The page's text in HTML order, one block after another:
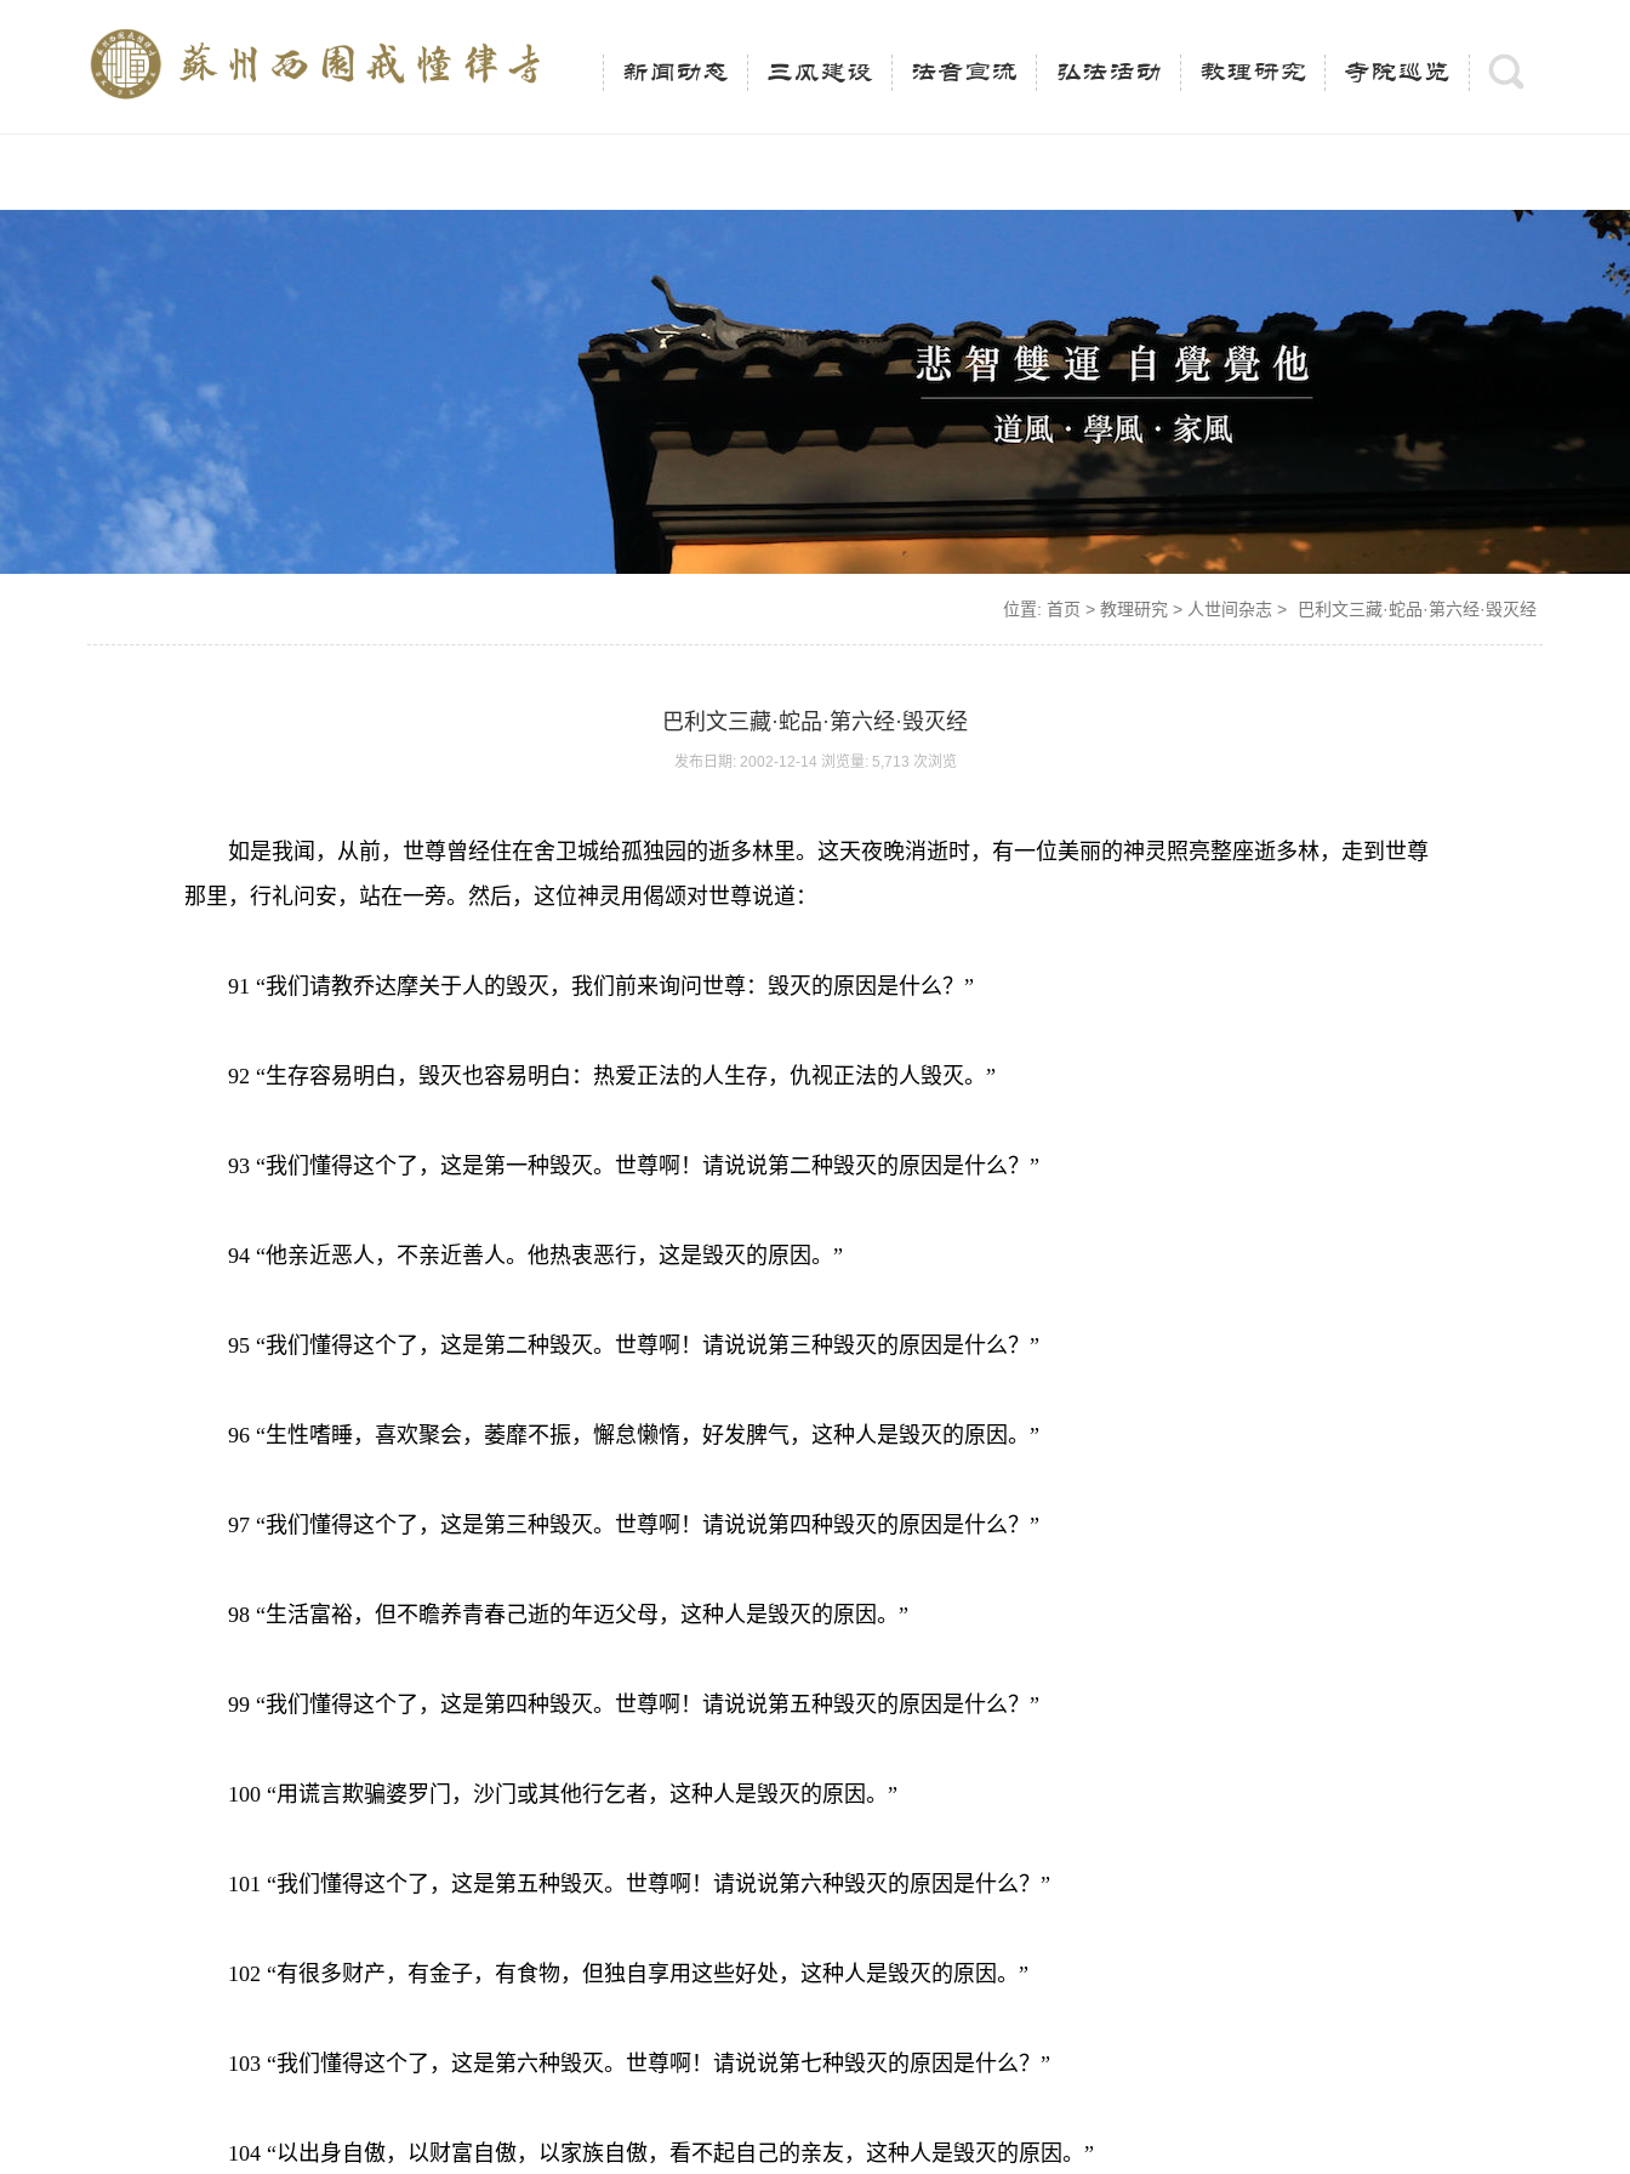
$description = category_description(); } elseif (is_tag()){ $keywords = single_tag_title('', false); $description = tag_description(); } $keywords = trim(strip_tags($keywords)); $description =
trim(strip_tags($description)); ?>
新闻动态 三风建设 法音宣流 弘法活动 教理研究 寺院巡览
位置: 首页 > 教理研究 > 人世间杂志 > 巴利文三藏·蛇品·第六经·毁灭经
巴利文三藏·蛇品·第六经·毁灭经
发布日期: 2002-12-14 浏览量: 5,713 次浏览
如是我闻，从前，世尊曾经住在舍卫城给孤独园的逝多林里。这天夜晚消逝时，有一位美丽的神灵照亮整座逝多林，走到世尊
那里，行礼问安，站在一旁。然后，这位神灵用偈颂对世尊说道：
91 “我们请教乔达摩关于人的毁灭，我们前来询问世尊：毁灭的原因是什么？”
92 “生存容易明白，毁灭也容易明白：热爱正法的人生存，仇视正法的人毁灭。”
93 “我们懂得这个了，这是第一种毁灭。世尊啊！请说说第二种毁灭的原因是什么？”
94 “他亲近恶人，不亲近善人。他热衷恶行，这是毁灭的原因。”
95 “我们懂得这个了，这是第二种毁灭。世尊啊！请说说第三种毁灭的原因是什么？”
96 “生性嗜睡，喜欢聚会，萎靡不振，懈怠懒惰，好发脾气，这种人是毁灭的原因。”
97 “我们懂得这个了，这是第三种毁灭。世尊啊！请说说第四种毁灭的原因是什么？”
98 “生活富裕，但不瞻养青春己逝的年迈父母，这种人是毁灭的原因。”
99 “我们懂得这个了，这是第四种毁灭。世尊啊！请说说第五种毁灭的原因是什么？”
100 “用谎言欺骗婆罗门，沙门或其他行乞者，这种人是毁灭的原因。”
101 “我们懂得这个了，这是第五种毁灭。世尊啊！请说说第六种毁灭的原因是什么？”
102 “有很多财产，有金子，有食物，但独自享用这些好处，这种人是毁灭的原因。”
103 “我们懂得这个了，这是第六种毁灭。世尊啊！请说说第七种毁灭的原因是什么？”
104 “以出身自傲，以财富自傲，以家族自傲，看不起自己的亲友，这种人是毁灭的原因。”